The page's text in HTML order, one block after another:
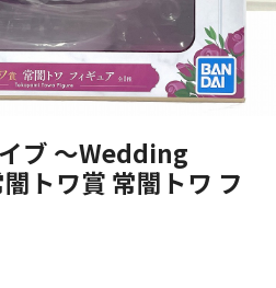
ブ ～Wedding
トワ賞 常闇トワ フ